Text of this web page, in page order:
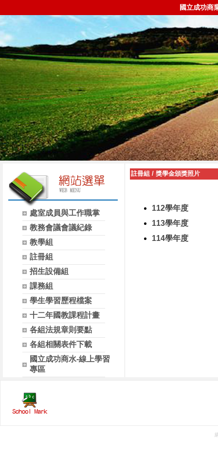
國立成功商
處室成員與工作職掌
教務會議會議紀錄
教學組
註冊組
招生設備組
課務組
學生學習歷程檔案
十二年國教課程計畫
各組法規章則要點
各組相關表件下載
國立成功商水-線上學習
專區
註冊組 / 獎學金頒獎照片
112學年度
113學年度
114學年度